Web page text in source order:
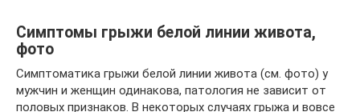
Симптомы грыжи белой линии живота,
фото
Симптоматика грыжи белой линии живота (см. фото) у
мужчин и женщин одинакова, патология не зависит от
половых признаков. В некоторых случаях грыжа и вовсе